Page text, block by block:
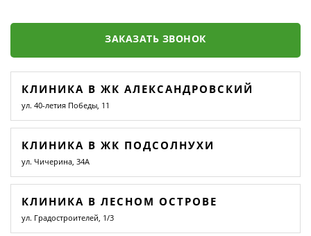
ЗАКАЗАТЬ ЗВОНОК
КЛИНИКА В ЖК АЛЕКСАНДРОВСКИЙ
ул. 40-летия Победы, 11
КЛИНИКА В ЖК ПОДСОЛНУХИ
ул. Чичерина, 34А
КЛИНИКА В ЛЕСНОМ ОСТРОВЕ
ул. Градостроителей, 1/3